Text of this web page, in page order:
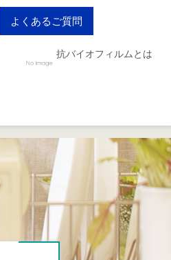
よくあるご質問
抗バイオフィルムとは